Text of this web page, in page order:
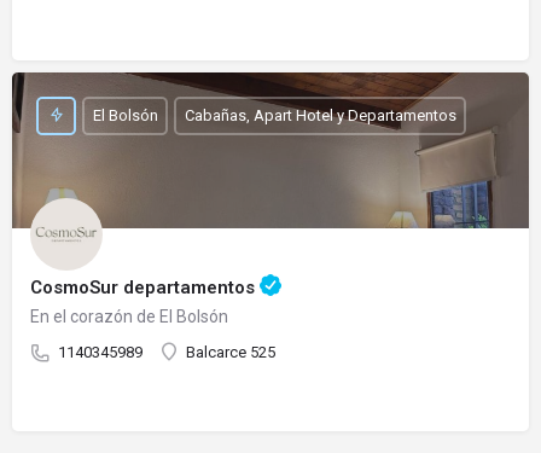
CosmoSur departamentos
En el corazón de El Bolsón
1140345989 Balcarce 525
El Bolsón Cabañas, Apart Hotel y Departamentos